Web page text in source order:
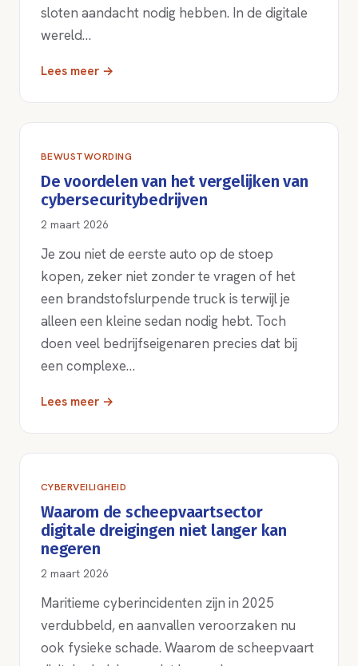
sloten aandacht nodig hebben. In de digitale
wereld…
Lees meer →
BEWUSTWORDING
De voordelen van het vergelijken van
cybersecuritybedrijven
2 maart 2026
Je zou niet de eerste auto op de stoep
kopen, zeker niet zonder te vragen of het
een brandstofslurpende truck is terwijl je
alleen een kleine sedan nodig hebt. Toch
doen veel bedrijfseigenaren precies dat bij
een complexe…
Lees meer →
CYBERVEILIGHEID
Waarom de scheepvaartsector
digitale dreigingen niet langer kan
negeren
2 maart 2026
Maritieme cyberincidenten zijn in 2025
verdubbeld, en aanvallen veroorzaken nu
ook fysieke schade. Waarom de scheepvaart